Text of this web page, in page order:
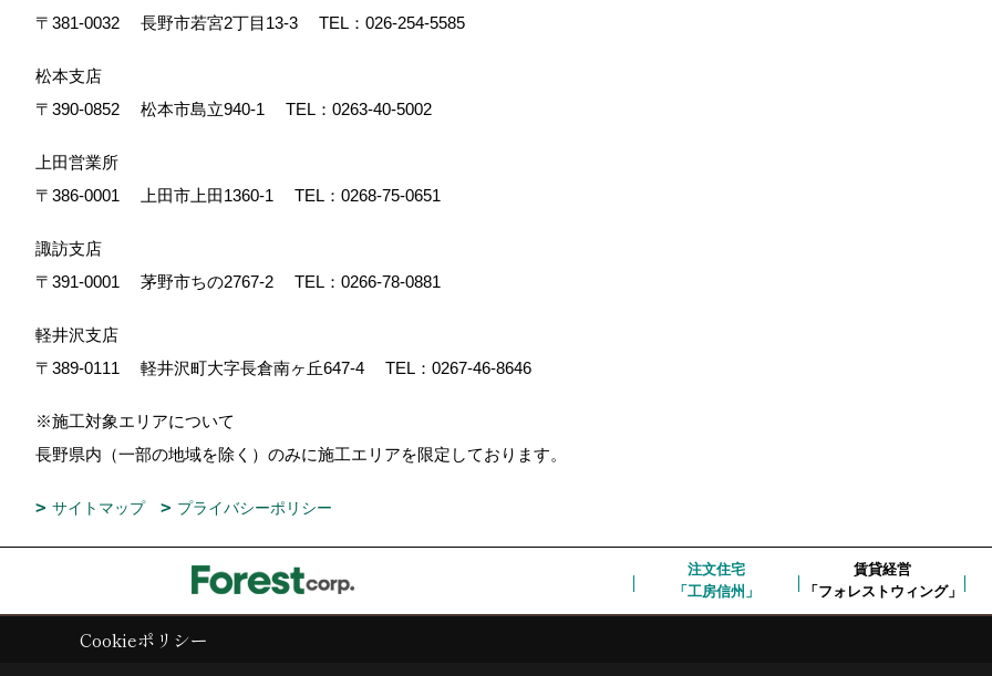
〒381-0032
長野市若宮2丁目13-3 TEL： 026-254-5585
松本支店
〒390-0852
松本市島立940-1 TEL： 0263-40-5002
上田営業所
〒386-0001
上田市上田1360-1 TEL： 0268-75-0651
諏訪支店
〒391-0001
茅野市ちの2767-2 TEL： 0266-78-0881
軽井沢支店
〒389-0111
軽井沢町大字長倉南ヶ丘647-4 TEL： 0267-46-8646
※施工対象エリアについて
長野県内（一部の地域を除く）のみに施工エリアを限定しております。
サイトマップ プライバシーポリシー
注文住宅
「工房信州」
賃貸経営
「フォレストウィング」
Copyright (c) ForestCorporation. All Rights Reserved.
Cookieポリシー